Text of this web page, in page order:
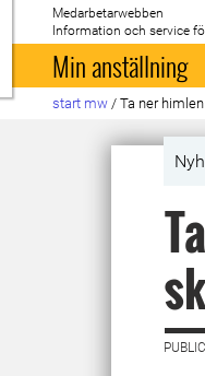
Till startsida
Medarbetarwebben
Information och service
Min anställning
start mw / Ta ner